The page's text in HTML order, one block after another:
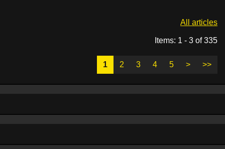
All articles
Items: 1 - 3 of 335
1 2 3 4 5 > >>